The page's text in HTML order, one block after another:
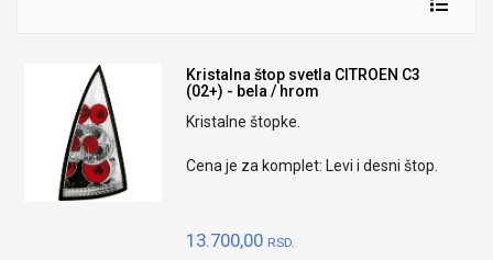
Kristalna štop svetla CITROEN C3
(02+) - bela / hrom
Kristalne štopke.
Cena je za komplet: Levi i desni štop.
13.700,00 RSD.